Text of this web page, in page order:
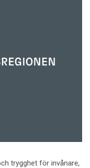
trygghet för invånare,